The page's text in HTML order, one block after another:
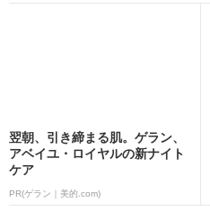
翌朝、引き締まる肌。ゲラン、
アベイユ・ロイヤルの新ナイト
ケア
PR(ゲラン｜美的.com)